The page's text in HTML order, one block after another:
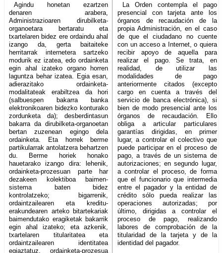
Agindu honetan ezartzen
denaren arabera,
Administrazioaren dirubilketa-
organoetara bertaratu eta
txartelaren bidez ere ordaindu ahal
izango da, gerta baitaiteke
herritarrak internetera sartzeko
modurik ez izatea, edo ordainketa
egin ahal izateko organo horren
laguntza behar izatea. Egia esan,
adierazitako ordainketa-
modalitateak erabiltzea da hori
(salbuespen bakarra banka
elektronikoaren bidezko konturako
zordunketa da); desberdintasun
bakarra da dirubilketa-organoetan
bertan zuzenean egingo dela
ordainketa. Eta horrek berme
partikularrak antolatzera behartzen
du. Berme horiek honako
hauetarako izango dira: lehenik,
ordainketa-prozesuan parte har
dezakeen kolektiboa baimen-
sistema baten bidez
kontrolatzeko; bigarrenik,
ordaintzailearen eta kreditu-
erakundearen arteko bitartekariak
baimendutako eragiketak bakarrik
egin ahal izateko; eta azkenik,
txartelaren titularitatea eta
ordaintzailearen identitatea
egiaztatuz, ordainketa-prozesua
La Orden contempla el pago
presencial con tarjeta ante los
órganos de recaudación de la
propia Administración, en el caso
de que el ciudadano no cuente
con un acceso a Internet, o quiera
recibir apoyo de aquella para
realizar el pago. Se trata, en
realidad, de utilizar las
modalidades de pago
anteriormente citados (excepto
cargo en cuenta a través del
servicio de banca electrónica), si
bien de modo presencial ante los
órganos de recaudación. Ello
obliga a articular particulares
garantías dirigidas, en primer
lugar, a controlar el colectivo que
puede participar en el proceso de
pago, a través de un sistema de
autorizaciones; en segundo lugar,
a controlar el proceso, de forma
que el funcionario que intermedia
entre el pagador y la entidad de
crédito sólo pueda realizar las
operaciones autorizadas; por
último, dirigidas a controlar el
proceso de pago, realizando
labores de comprobación de la
titularidad de la tarjeta y de la
identidad del pagador.